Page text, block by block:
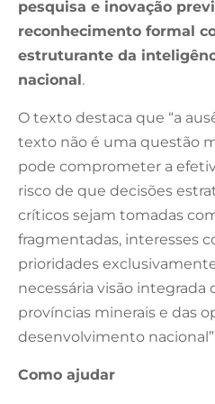
pesquisa e inovação
reconhecimento formal
estruturante da
nacional.
O texto destaca que “a
texto não é uma questão
pode comprometer a
risco de que decisões
críticos sejam tomadas
fragmentadas, interesses
prioridades
necessária visão integrada
províncias minerais e das
desenvolvimento
Como ajudar